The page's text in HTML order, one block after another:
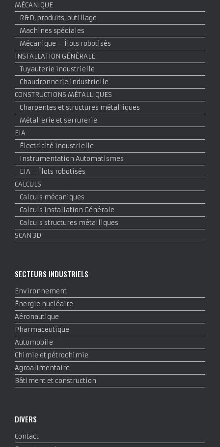
MÉCANIQUE
R&D, produits, outillage
Machines spéciales
Mécanique – Îlots robotisés
INSTALLATION GÉNÉRALE
Tuyauterie industrielle
Chaudronnerie industrielle
CONSTRUCTIONS MÉTALLIQUES
Charpentes et structures métalliques
Métallerie et serrurerie
EIA
Électricité industrielle
Instrumentation Automatismes
EIA – Îlots robotisés
CALCULS
Calculs mécaniques
Calculs Installation Générale
Calculs structures métalliques
SCAN 3D
SECTEURS INDUSTRIELS
Environnement
Énergie nucléaire
Aéronautique
Pharmaceutique
Automobile
Chimie et pétrochimie
Agroalimentaire
Bâtiment et construction
DIVERS
Contact